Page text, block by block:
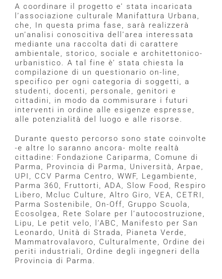
A coordinare il progetto e’ stata incaricata
l’associazione culturale Manifattura Urbana,
che, In questa prima fase, sarà realizzerà
un’analisi conoscitiva dell’area interessata
mediante una raccolta dati di carattere
ambientale, storico, sociale e architettonico-
urbanistico. A tal fine è’ stata chiesta la
compilazione di un questionario on-line,
specifico per ogni categoria di soggetti, a
studenti, docenti, personale, genitori e
cittadini, in modo da commisurare i futuri
interventi in ordine alle esigenze espresse,
alle potenzialità del luogo e alle risorse.
Durante questo percorso sono state coinvolte
-e altre lo saranno ancora- molte realtà
cittadine: Fondazione Cariparma, Comune di
Parma, Provincia di Parma, Università, Arpae,
UPI, CCV Parma Centro, WWF, Legambiente,
Parma 360, Fruttorti, ADA, Slow Food, Respiro
Libero, Mcluc Culture, Altro Giro, VEA, CETRI,
Parma Sostenibile, On-Off, Gruppo Scuola,
Ecosolgea, Rete Solare per l’autocostruzione,
Lipu, Le petit velo, l’ABC, Manifesto per San
Leonardo, Unità di Strada, Pianeta Verde,
Mammatrovalavoro, Culturalmente, Ordine dei
periti industriali, Ordine degli ingegneri della
Provincia di Parma.